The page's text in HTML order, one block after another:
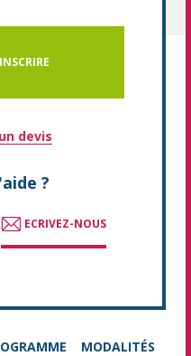
devis
?
ECRIVEZ-NOUS
MODALITÉS